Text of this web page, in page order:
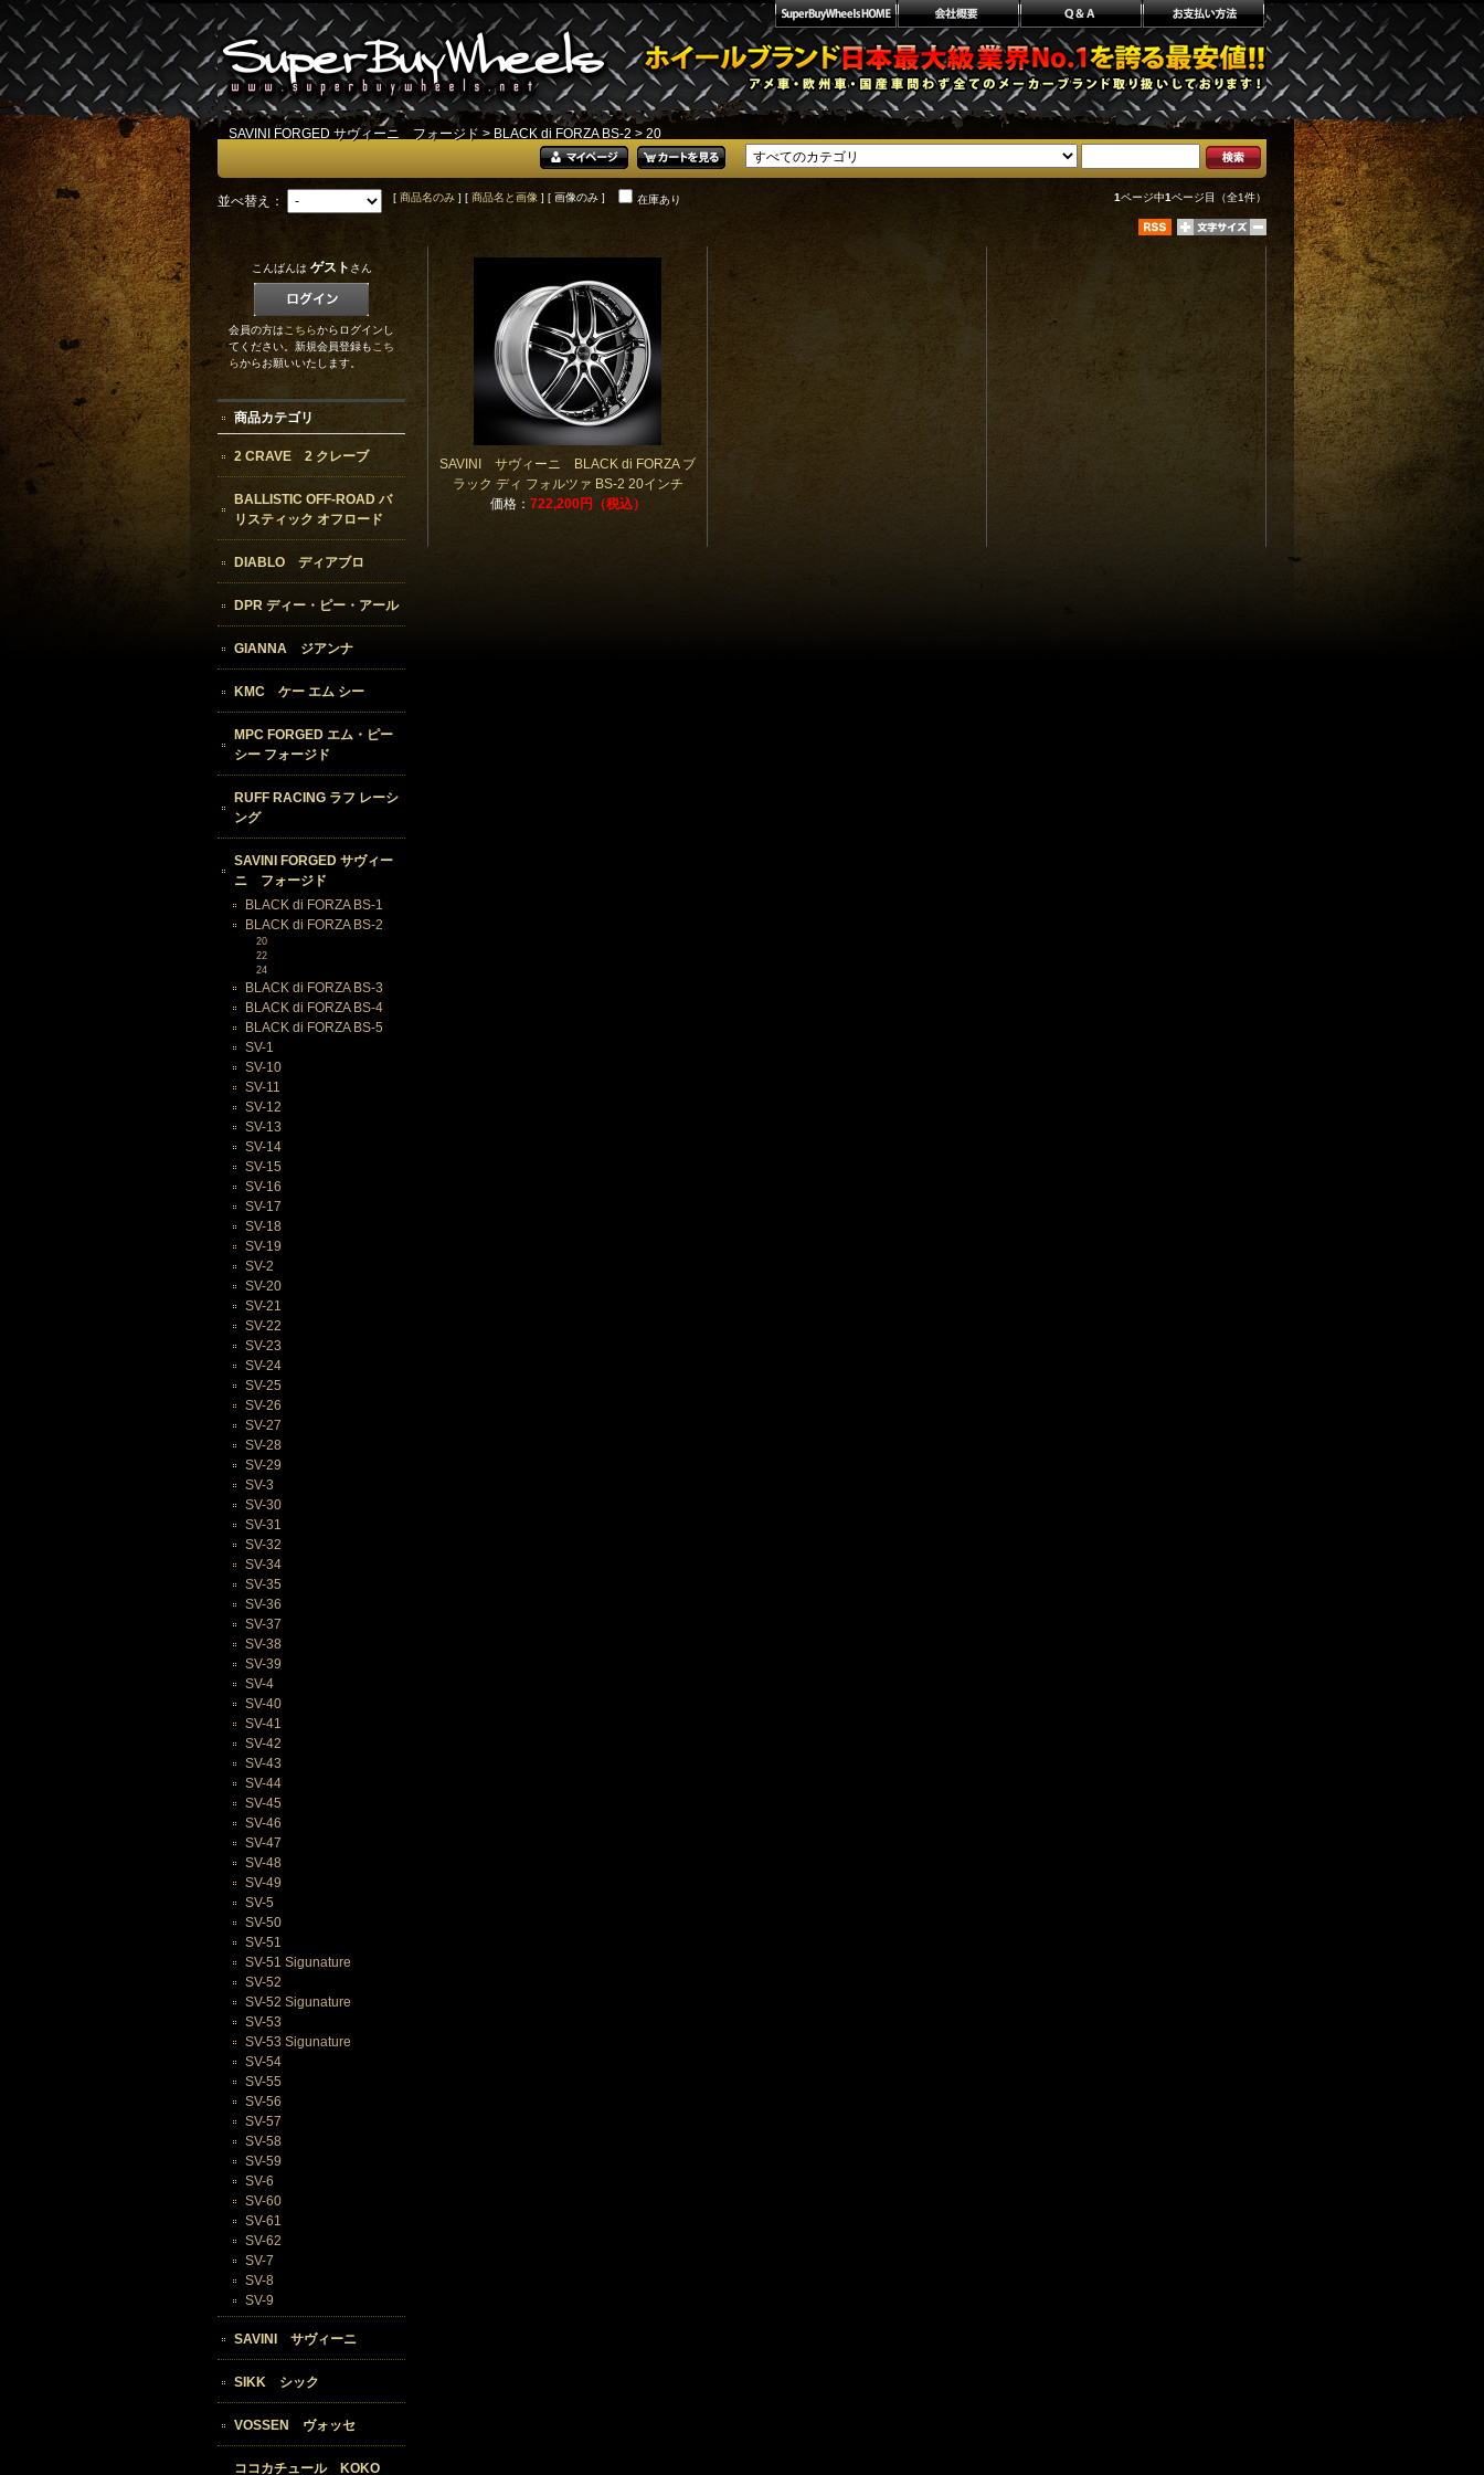
SAVINI FORGED サヴィーニ フォージド > BLACK di FORZA BS-2 > 20
並べ替え： [ 商品名のみ ] [ 商品名と画像 ] [ 画像のみ ] 在庫あり 1ページ中1ページ目（全1件）
SAVINI サヴィーニ BLACK di FORZA ブ
ラック ディ フォルツァ BS-2 20インチ
価格： 722,200円（税込）
こんばんは ゲスト さん
会員の方はこちらからログインし
てください。新規会員登録もこち
らからお願いいたします。
商品カテゴリ
2 CRAVE 2 クレーブ
BALLISTIC OFF-ROAD バ
リスティック オフロード
DIABLO ディアブロ
DPR ディー・ピー・アール
GIANNA ジアンナ
KMC ケー エム シー
MPC FORGED エム・ピー
シー フォージド
RUFF RACING ラフ レーシ
ング
SAVINI FORGED サヴィー
ニ フォージド
BLACK di FORZA BS-1
BLACK di FORZA BS-2
20
22
24
BLACK di FORZA BS-3
BLACK di FORZA BS-4
BLACK di FORZA BS-5
SV-1
SV-10
SV-11
SV-12
SV-13
SV-14
SV-15
SV-16
SV-17
SV-18
SV-19
SV-2
SV-20
SV-21
SV-22
SV-23
SV-24
SV-25
SV-26
SV-27
SV-28
SV-29
SV-3
SV-30
SV-31
SV-32
SV-34
SV-35
SV-36
SV-37
SV-38
SV-39
SV-4
SV-40
SV-41
SV-42
SV-43
SV-44
SV-45
SV-46
SV-47
SV-48
SV-49
SV-5
SV-50
SV-51
SV-51 Sigunature
SV-52
SV-52 Sigunature
SV-53
SV-53 Sigunature
SV-54
SV-55
SV-56
SV-57
SV-58
SV-59
SV-6
SV-60
SV-61
SV-62
SV-7
SV-8
SV-9
SAVINI サヴィーニ
SIKK シック
VOSSEN ヴォッセ
ココカチュール KOKO